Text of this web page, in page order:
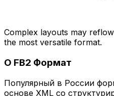
Complex layouts may
the most versatile format.
О FB2 Формат
Популярный в России
основе XML со